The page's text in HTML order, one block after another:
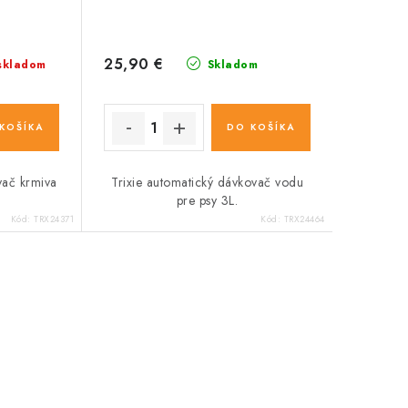
krmiva
Kód:TRX24371
Skladom
25,90 €
DO KOŠÍKA
Trixie automatický dávkovač vodu
pre psy 3L.
Kód: TRX24464